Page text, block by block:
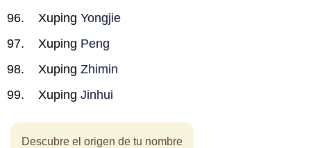
Xuping Yongjie
Xuping Peng
Xuping Zhimin
Xuping Jinhui
Descubre el origen de tu nombre